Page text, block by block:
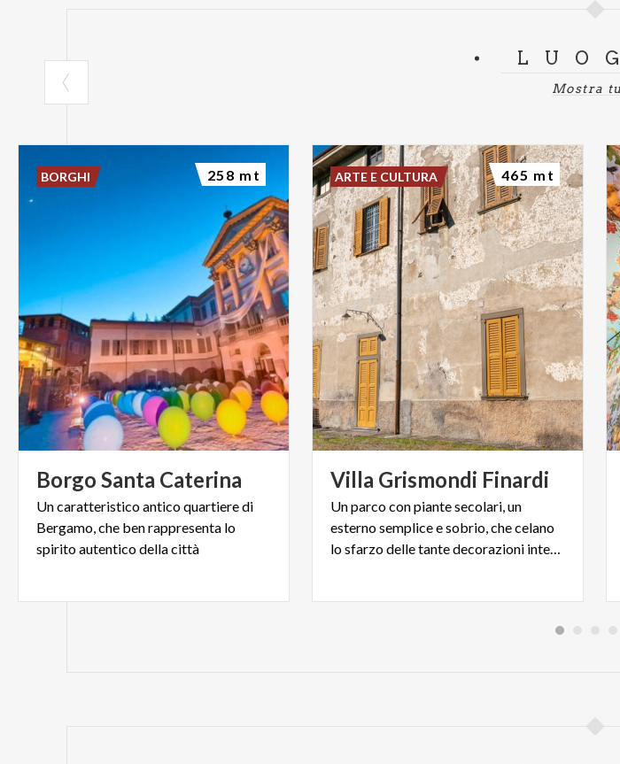
Mostra
Borgo Santa Caterina
Un caratteristico antico quartiere di
Bergamo, che ben rappresenta lo
spirito autentico della città
BORGHI 258 mt
Villa Grismondi Finardi
Un parco con piante secolari, un
esterno semplice e sobrio, che celano
lo sfarzo delle tante decorazioni interne
ARTE E CULTURA 465 mt